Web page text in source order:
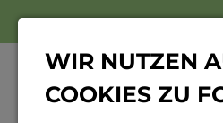
WIR NUTZEN
COOKIES ZU